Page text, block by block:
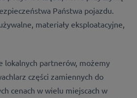
Państwa pojazdu.
materiały eksploatacyjne,
lokalnych partnerów, możemy
części zamiennych do
cenach w wielu miejscach w